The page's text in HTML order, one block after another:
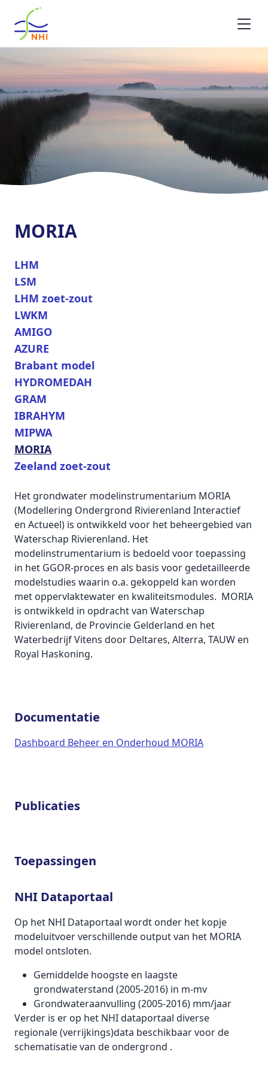
Homepage
MORIA
LHM
LSM
LHM zoet-zout
LWKM
AMIGO
AZURE
Brabant model
HYDROMEDAH
GRAM
IBRAHYM
MIPWA
MORIA
Zeeland zoet-zout
Het grondwater modelinstrumentarium MORIA
(Modellering Ondergrond Rivierenland Interactief
en Actueel) is ontwikkeld voor het beheergebied van
Waterschap Rivierenland. Het
modelinstrumentarium is bedoeld voor toepassing
in het GGOR-proces en als basis voor gedetailleerde
modelstudies waarin o.a. gekoppeld kan worden
met oppervlaktewater en kwaliteitsmodules. MORIA
is ontwikkeld in opdracht van Waterschap
Rivierenland, de Provincie Gelderland en het
Waterbedrijf Vitens door Deltares, Alterra, TAUW en
Royal Haskoning.
Documentatie
Dashboard Beheer en Onderhoud MORIA
Publicaties
Toepassingen
NHI Dataportaal
Op het NHI Dataportaal wordt onder het kopje
modeluitvoer verschillende output van het MORIA
model ontsloten.
Gemiddelde hoogste en laagste
grondwaterstand (2005-2016) in m-mv
Grondwateraanvulling (2005-2016) mm/jaar
Verder is er op het NHI dataportaal diverse
regionale (verrijkings)data beschikbaar voor de
schematisatie van de ondergrond .